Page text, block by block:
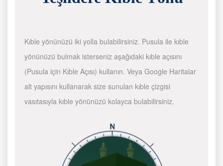
Kıble yönünüzü iki yolla bulabilirsiniz. Pusula ile kıble
yönünüzü bulmak isterseniz aşağıdaki kıble açısını
(Pusula için Kıble Açısı) kullanın. Veya Google Haritalar
alt yapısını kullanarak size sunulan kıble çizgisi
vasıtasıyla kıble yönünüzü kolayca bulabilirsiniz.